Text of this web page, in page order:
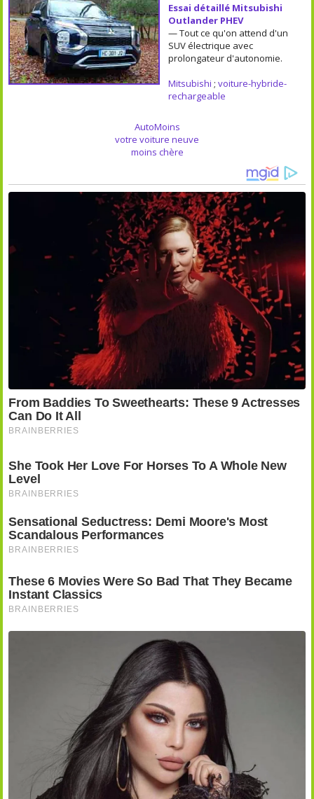
Essai détaillé Mitsubishi
Outlander PHEV
— Tout ce qu'on attend d'un
SUV électrique avec
prolongateur d'autonomie.
Mitsubishi ; voiture-hybride-
rechargeable
AutoMoins
votre voiture neuve
moins chère